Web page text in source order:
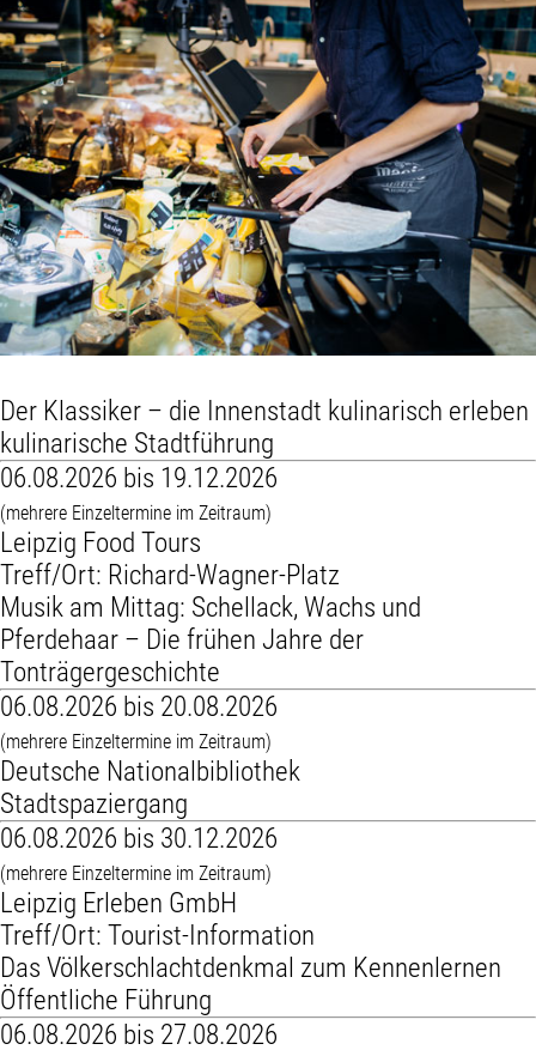
Der Klassiker – die Innenstadt kulinarisch erleben
kulinarische Stadtführung
06.08.2026 bis 19.12.2026
(mehrere Einzeltermine im Zeitraum)
Leipzig Food Tours
Treff/Ort: Richard-Wagner-Platz
Musik am Mittag: Schellack, Wachs und
Pferdehaar – Die frühen Jahre der
Tonträgergeschichte
06.08.2026 bis 20.08.2026
(mehrere Einzeltermine im Zeitraum)
Deutsche Nationalbibliothek
Stadtspaziergang
06.08.2026 bis 30.12.2026
(mehrere Einzeltermine im Zeitraum)
Leipzig Erleben GmbH
Treff/Ort: Tourist-Information
Das Völkerschlachtdenkmal zum Kennenlernen
Öffentliche Führung
06.08.2026 bis 27.08.2026